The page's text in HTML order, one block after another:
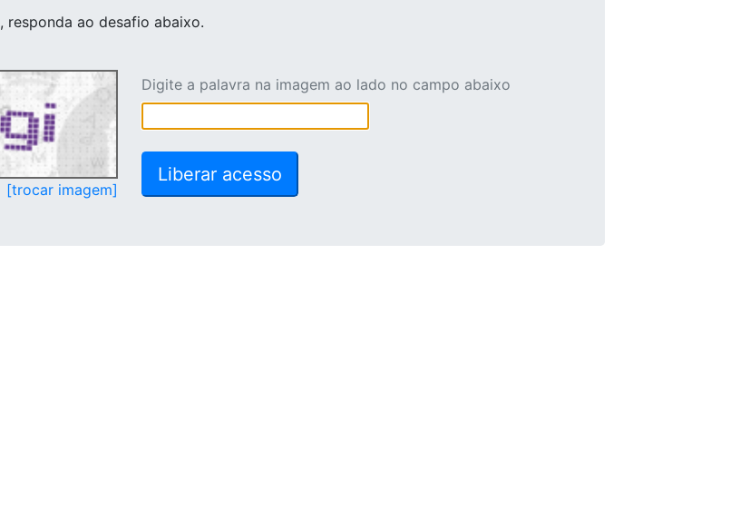
, responda ao desafio abaixo.
[trocar imagem]
Digite a palavra na imagem ao lado no campo abaixo